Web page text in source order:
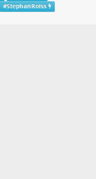
#StephanRoiss